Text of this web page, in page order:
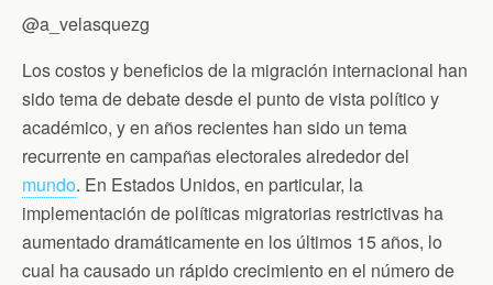
o
o
e
r
F
r
e
n
d
l
@a_velasquezg
Los costos y beneficios de la migración internacional han
sido tema de debate desde el punto de vista político y
académico, y en años recientes han sido un tema
recurrente en campañas electorales alrededor del
mundo. En Estados Unidos, en particular, la
implementación de políticas migratorias restrictivas ha
aumentado dramáticamente en los últimos 15 años, lo
cual ha causado un rápido crecimiento en el número de